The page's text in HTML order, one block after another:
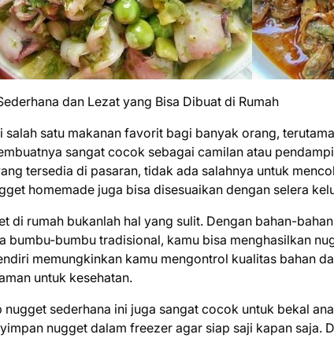
dan Lezat yang Bisa Dibuat di Rumah
salah satu makanan favorit bagi banyak orang,
sangat cocok sebagai camilan atau
tersedia di pasaran, tidak ada salahnya untuk
homemade juga bisa disesuaikan dengan selera
di rumah bukanlah hal yang sulit. Dengan bahan-
bumbu-bumbu tradisional, kamu bisa menghasilkan
memungkinkan kamu mengontrol kualitas bahan
untuk kesehatan.
nugget sederhana ini juga sangat cocok untuk bekal
nugget dalam freezer agar siap saji kapan saja.